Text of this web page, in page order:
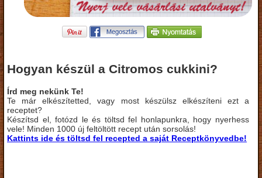
Hogyan készül a Citromos cukkini?
Írd meg nekünk Te!
Te már elkészítetted, vagy most készülsz elkészíteni ezt a
receptet?
Készítsd el, fotózd le és töltsd fel honlapunkra, hogy nyerhess
vele! Minden 1000 új feltöltött recept után sorsolás!
Kattints ide és töltsd fel recepted a saját Receptkönyvedbe!